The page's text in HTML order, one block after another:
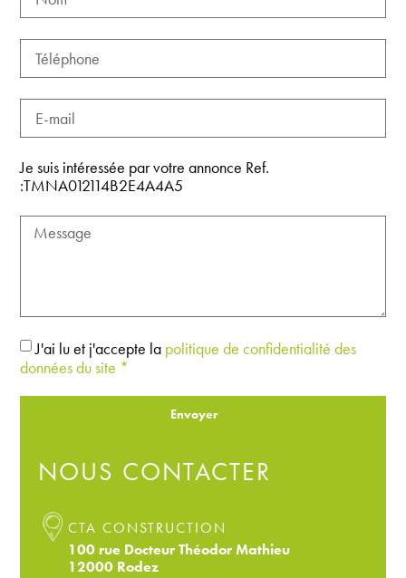
Je suis intéressée par votre annonce Ref.
:TMNA012114B2E4A4A5
J'ai lu et j'accepte la politique de confidentialité des
données du site *
Envoyer
NOUS CONTACTER
CTA CONSTRUCTION
100 rue Docteur Théodor Mathieu
12000 Rodez